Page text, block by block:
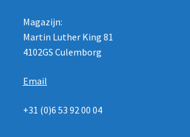
Magazijn:
Martin Luther King 81
4102GS Culemborg
Email
+31 (0)6 53 92 00 04